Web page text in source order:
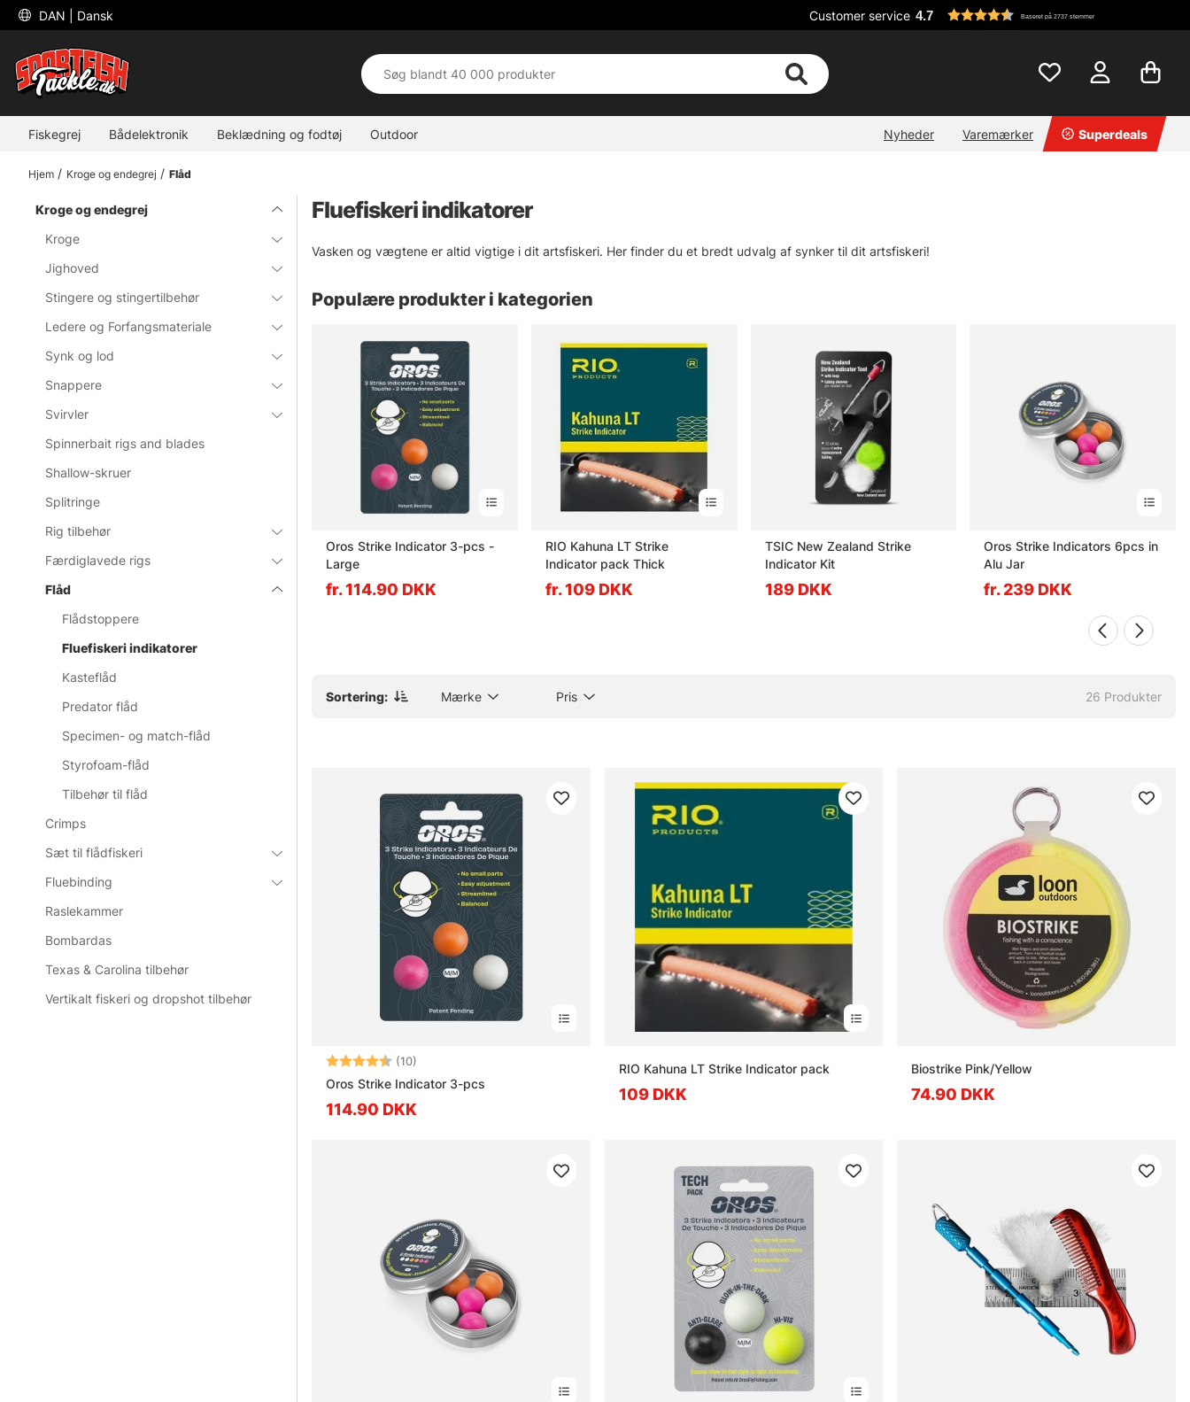
DAN | Dansk Customer service 4.7 Baseret på 2737 stemmer
Fiskegrej Bådelektronik Beklædning og fodtøj Outdoor Nyheder Varemærker Superdeals
Hjem Kroge og endegrej Flåd
Kroge og endegrej
Kroge
Jighoved
Stingere og stingertilbehør
Ledere og Forfangsmateriale
Synk og lod
Snappere
Svirvler
Spinnerbait rigs and blades
Shallow-skruer
Splitringe
Rig tilbehør
Færdiglavede rigs
Flåd
Flådstoppere
Fluefiskeri indikatorer
Kasteflåd
Predator flåd
Specimen- og match-flåd
Styrofoam-flåd
Tilbehør til flåd
Crimps
Sæt til flådfiskeri
Fluebinding
Raslekammer
Bombardas
Texas & Carolina tilbehør
Vertikalt fiskeri og dropshot tilbehør
Fluefiskeri indikatorer
Vasken og vægtene er altid vigtige i dit artsfiskeri. Her finder du et bredt udvalg af synker til dit artsfiskeri!
Populære produkter i kategorien
Indicator Kit XL
Oros Strike Indicator 3-pcs -
Large
fr. 114.90 DKK
RIO Kahuna LT Strike
Indicator pack Thick
fr. 109 DKK
TSIC New Zealand Strike
Indicator Kit
189 DKK
Oros Strike Indicators 6pcs in
Alu Jar
fr. 239 DKK
Sortering: Mærke Pris 26 Produkter
Vurdering: (10)
Oros Strike Indicator 3-pcs
114.90 DKK
RIO Kahuna LT Strike Indicator pack
109 DKK
Biostrike Pink/Yellow
74.90 DKK